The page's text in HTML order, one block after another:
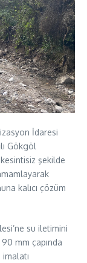
İdaresi
Gökgöl
şekilde
kalıcı çözüm
su iletimini
mm çapında